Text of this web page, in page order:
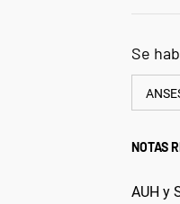
Se
NOTAS
AUH y